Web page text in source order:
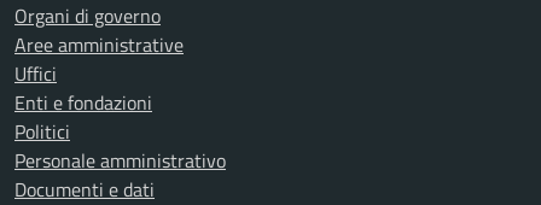
Organi di governo
Aree amministrative
Uffici
Enti e fondazioni
Politici
Personale amministrativo
Documenti e dati